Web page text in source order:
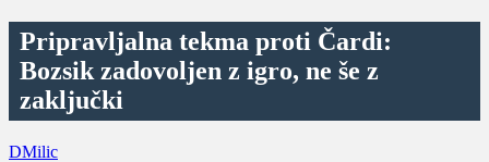
Pripravljalna tekma proti Čardi:
Bozsik zadovoljen z igro, ne še z
zaključki
DMilic